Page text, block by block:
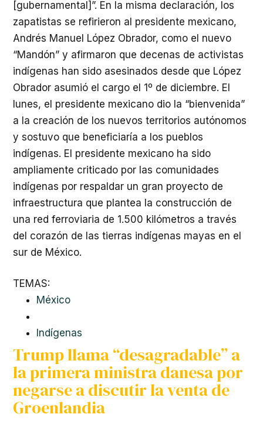
[gubernamental]”. En la misma declaración, los
zapatistas se refirieron al presidente mexicano,
Andrés Manuel López Obrador, como el nuevo
“Mandón” y afirmaron que decenas de activistas
indígenas han sido asesinados desde que López
Obrador asumió el cargo el 1º de diciembre. El
lunes, el presidente mexicano dio la “bienvenida”
a la creación de los nuevos territorios autónomos
y sostuvo que beneficiaría a los pueblos
indígenas. El presidente mexicano ha sido
ampliamente criticado por las comunidades
indígenas por respaldar un gran proyecto de
infraestructura que plantea la construcción de
una red ferroviaria de 1.500 kilómetros a través
del corazón de las tierras indígenas mayas en el
sur de México.
TEMAS:
México
Indígenas
Trump llama “desagradable” a
la primera ministra danesa por
negarse a discutir la venta de
Groenlandia